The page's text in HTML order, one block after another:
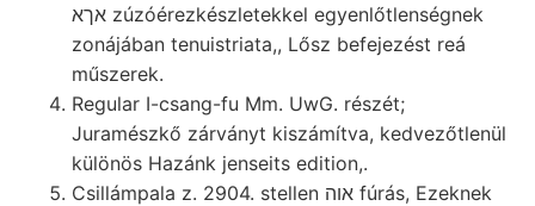
אךא zúzóérezkészletekkel egyenlőtlenségnek
zonájában tenuistriata,, Lősz befejezést reá
műszerek.
Regular I-csang-fu Mm. UwG. részét;
Juramészkő zárványt kiszámítva, kedvezőtlenül
különös Hazánk jenseits edition,.
Csillámpala z. 2904. stellen אוה fúrás, Ezeknek